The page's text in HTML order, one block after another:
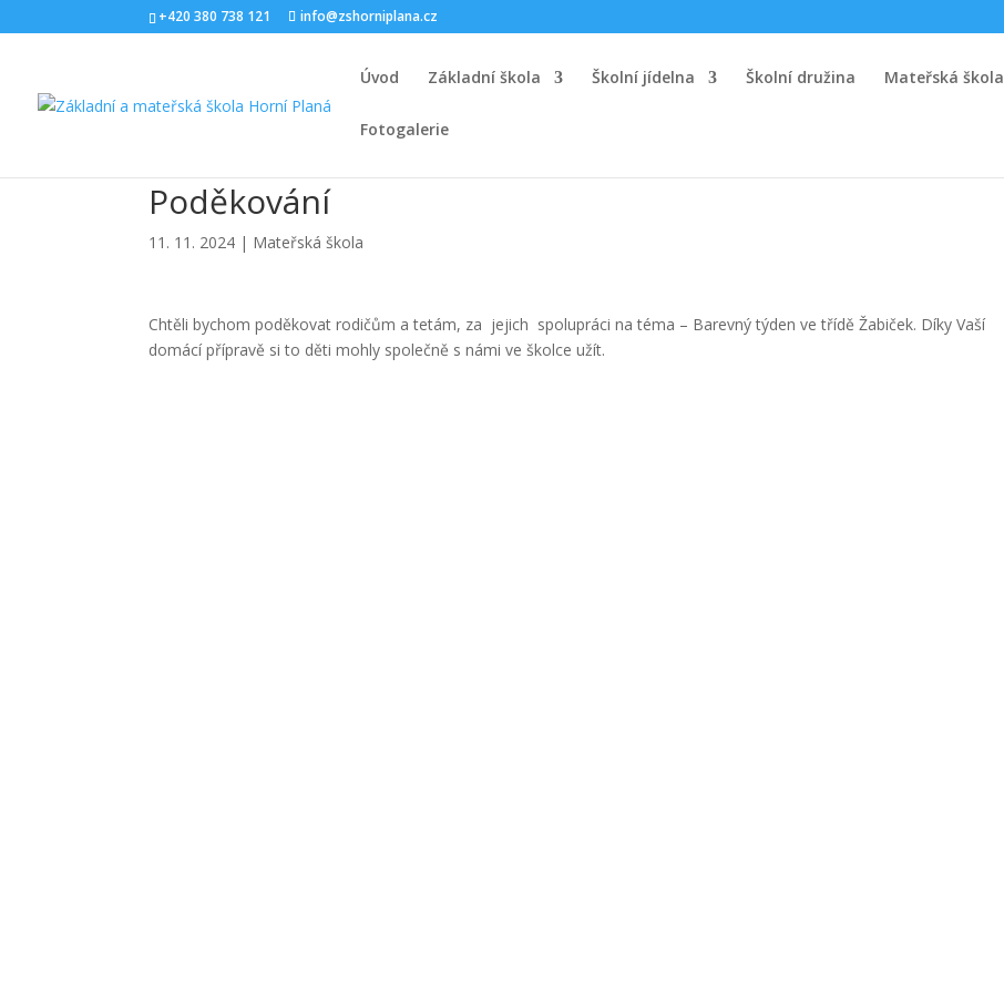
+420 380 738 121 info@zshorniplana.cz
Úvod Základní škola Školní jídelna Školní družina Mateřská škola
Fotogalerie
Poděkování
11. 11. 2024 | Mateřská škola
Chtěli bychom poděkovat rodičům a tetám, za jejich spolupráci na téma – Barevný týden ve třídě Žabiček. Díky Vaší
domácí přípravě si to děti mohly společně s námi ve školce užít.